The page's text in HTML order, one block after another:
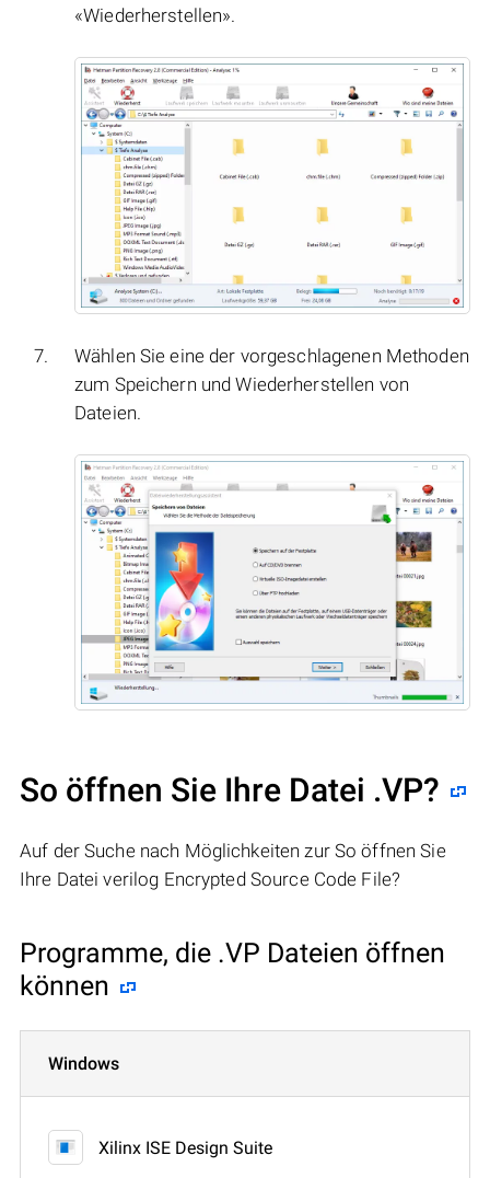
«Wiederherstellen».
Wählen Sie eine der vorgeschlagenen Methoden
zum Speichern und Wiederherstellen von
Dateien.
So öffnen Sie Ihre Datei .VP?
Auf der Suche nach Möglichkeiten zur So öffnen Sie
Ihre Datei verilog Encrypted Source Code File?
Programme, die .VP Dateien öffnen
können
Windows
Xilinx ISE Design Suite